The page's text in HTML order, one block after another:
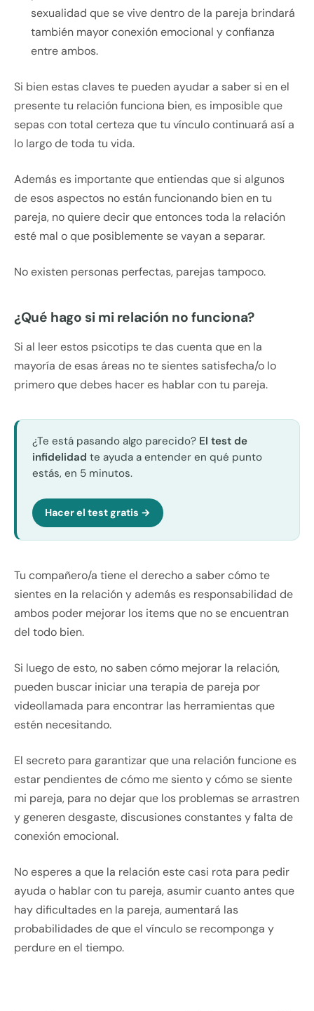
sexualidad que se vive dentro de la pareja brindará
también mayor conexión emocional y confianza
entre ambos.
Si bien estas claves te pueden ayudar a saber si en el
presente tu relación funciona bien, es imposible que
sepas con total certeza que tu vínculo continuará así a
lo largo de toda tu vida.
Además es importante que entiendas que si algunos
de esos aspectos no están funcionando bien en tu
pareja, no quiere decir que entonces toda la relación
esté mal o que posiblemente se vayan a separar.
No existen personas perfectas, parejas tampoco.
¿Qué hago si mi relación no funciona?
Si al leer estos psicotips te das cuenta que en la
mayoría de esas áreas no te sientes satisfecha/o lo
primero que debes hacer es hablar con tu pareja.
¿Te está pasando algo parecido? El test de
infidelidad te ayuda a entender en qué punto
estás, en 5 minutos.
Hacer el test gratis →
Tu compañero/a tiene el derecho a saber cómo te
sientes en la relación y además es responsabilidad de
ambos poder mejorar los items que no se encuentran
del todo bien.
Si luego de esto, no saben cómo mejorar la relación,
pueden buscar iniciar una terapia de pareja por
videollamada para encontrar las herramientas que
estén necesitando.
El secreto para garantizar que una relación funcione es
estar pendientes de cómo me siento y cómo se siente
mi pareja, para no dejar que los problemas se arrastren
y generen desgaste, discusiones constantes y falta de
conexión emocional.
No esperes a que la relación este casi rota para pedir
ayuda o hablar con tu pareja, asumir cuanto antes que
hay dificultades en la pareja, aumentará las
probabilidades de que el vínculo se recomponga y
perdure en el tiempo.